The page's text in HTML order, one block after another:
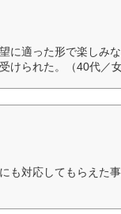
に適った形で楽しみ
けられた。（40代／女
も対応してもらえた